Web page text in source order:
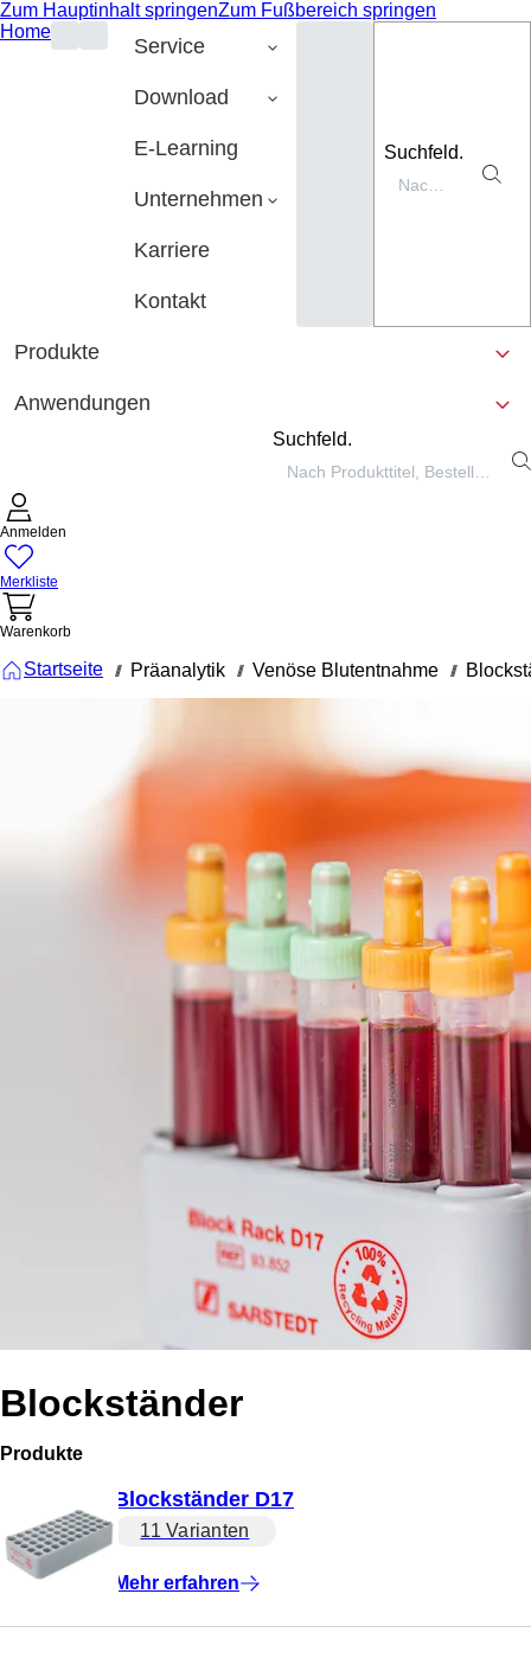
Zum Hauptinhalt springenZum Fußbereich springen
Home
Service
Download
E-Learning
Unternehmen
Karriere
Kontakt
Suchfeld.
Produkte
Anwendungen
Suchfeld.
Anmelden
Merkliste
Warenkorb
Startseite /// Präanalytik /// Venöse Blutentnahme ///
Blockständer
Produkte
Blockständer D17
11 Varianten
Mehr erfahren